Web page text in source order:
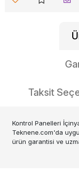
Taksit
Kontrol Panelleri
Teknene.com'da
ürün garantisi ve